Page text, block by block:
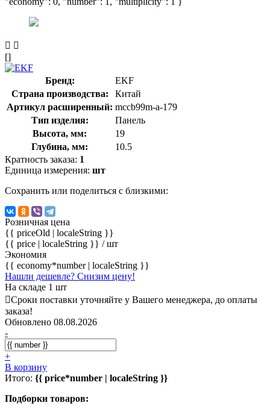
[]
Бренд:
EKF
Страна производства:
Китай
Артикул расширенный: mccb99m-a-179
Тип изделия:
Панель
Высота, мм:
19
Глубина, мм:
10.5
Кратность заказа: 1
Единица измерения: шт
Сохранить или поделиться с близкими:
Розничная цена
{{ priceOld | localeString }}
{{ price | localeString }} / шт
Экономия
{{ economy*number | localeString }}
Нашли дешевле? Снизим цену!
На складе 1 шт
Сроки поставки уточняйте у Вашего менеджера, до оплаты
заказа!
Обновлено 08.08.2026
-
+
В корзину
Итого: {{ price*number | localeString }}
Подборки товаров: